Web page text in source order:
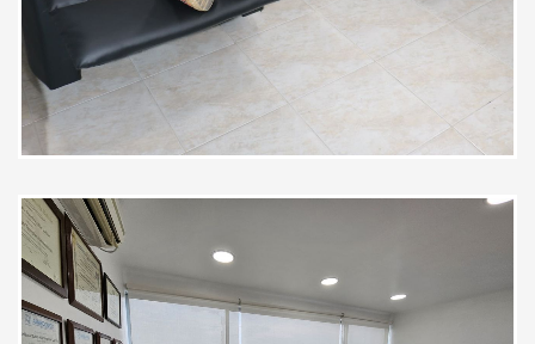
Paciente
Buen servicio e instalación muy
cómoda, atención eficiente